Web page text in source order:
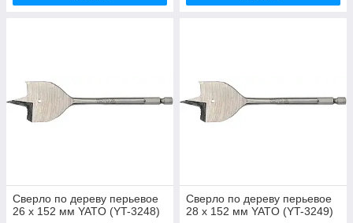
Сверло по дереву перьевое
26 х 152 мм YATO (YT-3248)
Сверло по дереву перьевое
28 х 152 мм YATO (YT-3249)